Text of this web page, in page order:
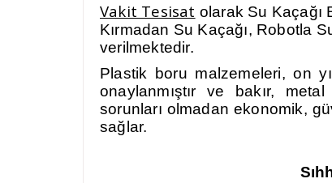
Vakit Tesisat olarak Su Kaçağı
Kırmadan Su Kaçağı, Robotla
verilmektedir.
Plastik boru malzemeleri, on
onaylanmıştır ve bakır,
sorunları olmadan ekonomik,
sağlar.